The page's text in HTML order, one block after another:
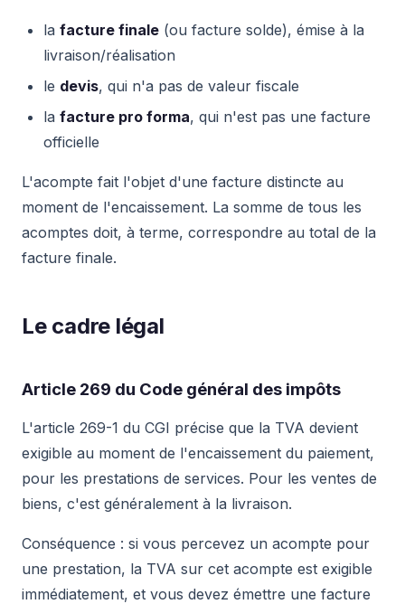
la facture finale (ou facture solde), émise à la
livraison/réalisation
le devis, qui n'a pas de valeur fiscale
la facture pro forma, qui n'est pas une facture
officielle
L'acompte fait l'objet d'une facture distincte au
moment de l'encaissement. La somme de tous les
acomptes doit, à terme, correspondre au total de la
facture finale.
Le cadre légal
Article 269 du Code général des impôts
L'article 269-1 du CGI précise que la TVA devient
exigible au moment de l'encaissement du paiement,
pour les prestations de services. Pour les ventes de
biens, c'est généralement à la livraison.
Conséquence : si vous percevez un acompte pour
une prestation, la TVA sur cet acompte est exigible
immédiatement, et vous devez émettre une facture